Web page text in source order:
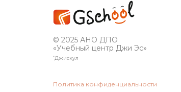
Джискул
*
© 2025 АНО ДПО
«Учебный центр Джи Эс»
Политика конфиденциальности